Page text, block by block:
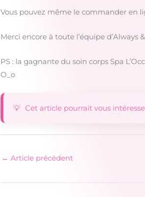
Vous pouvez même le commander en
Merci encore à toute l’équipe d’Always
PS : la gagnante du soin corps Spa
O_o
Cet article pourrait vous
← Article précédent